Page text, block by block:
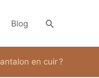
Blog
en cuir ?